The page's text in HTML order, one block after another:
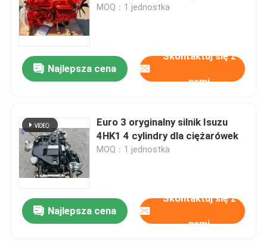
MOQ：1 jednostka
Najlepsza cena
Skontaktuj się z
nami
Euro 3 oryginalny silnik Isuzu
4HK1 4 cylindry dla ciężarówek
MOQ：1 jednostka
Najlepsza cena
Skontaktuj się z
nami